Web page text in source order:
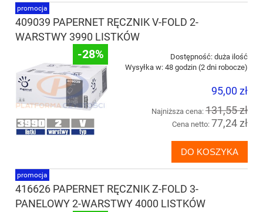
409039 PAPERNET RĘCZNIK V-FOLD 2-
WARSTWY 3990 LISTKÓW
-28% Dostępność: duża ilość
Wysyłka w: 48 godzin (2 dni robocze)
95,00 zł
Najniższa cena: 131,55 zł
Cena netto: 77,24 zł
DO KOSZYKA
promocja
416626 PAPERNET RĘCZNIK Z-FOLD 3-
PANELOWY 2-WARSTWY 4000 LISTKÓW
promocja